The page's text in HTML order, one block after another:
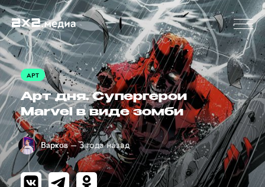
АРТ
Арт дня. Супергерои
Marvel в виде зомби
Варков — 3 года назад